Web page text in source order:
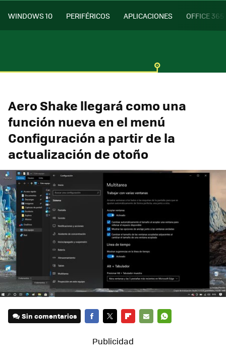
WINDOWS 10 PERIFÉRICOS APLICACIONES OFFICE 365
Aero Shake llegará como una
función nueva en el menú
Configuración a partir de la
actualización de otoño
Sin comentarios